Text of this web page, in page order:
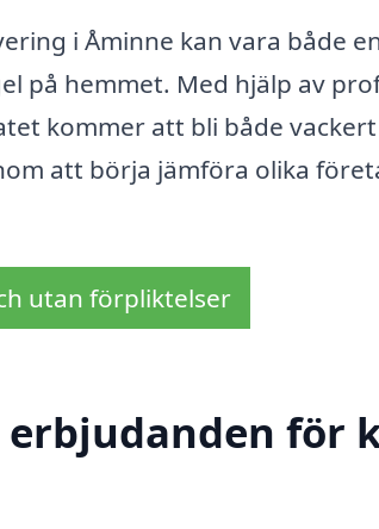
i Åminne kan vara både
på hemmet. Med hjälp av
kommer att bli både
att börja jämföra olika
utan förpliktelser
för